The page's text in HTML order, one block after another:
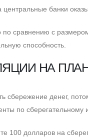
центральные банки
по сравнению с
способность.
НА
сбережение денег,
по сберегательному
100 долларов на